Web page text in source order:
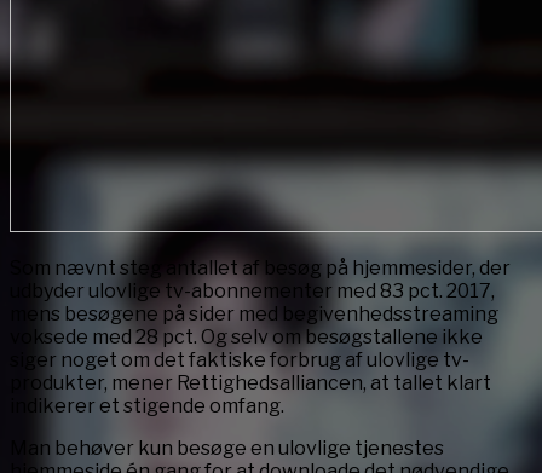
Som nævnt steg antallet af besøg på hjemmesider, der
udbyder ulovlige tv-abonnementer med 83 pct. 2017,
mens besøgene på sider med begivenhedsstreaming
voksede med 28 pct. Og selv om besøgstallene ikke
siger noget om det faktiske forbrug af ulovlige tv-
produkter, mener Rettighedsalliancen, at tallet klart
indikerer et stigende omfang.
Man behøver kun besøge en ulovlige tjenestes